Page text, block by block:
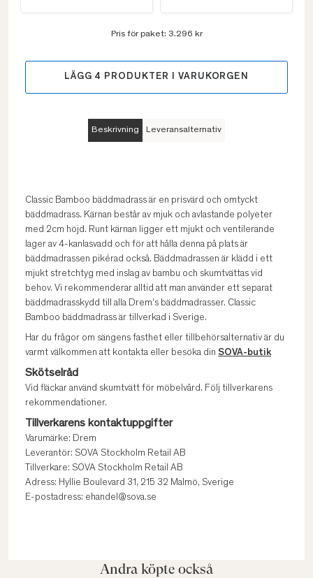
Pris för paket: 3.296 kr
LÄGG 4 PRODUKTER I VARUKORGEN
Beskrivning Leveransalternativ
Classic Bamboo bäddmadrass är en prisvärd och omtyckt
bäddmadrass. Kärnan består av mjuk och avlastande polyeter
med 2cm höjd. Runt kärnan ligger ett mjukt och ventilerande
lager av 4-kanlasvadd och för att hålla denna på plats är
bäddmadrassen pikérad också. Bäddmadrassen är klädd i ett
mjukt stretchtyg med inslag av bambu och skumtvättas vid
behov. Vi rekommenderar alltid att man använder ett separat
bäddmadrasskydd till alla Drem's bäddmadrasser. Classic
Bamboo bäddmadrass är tillverkad i Sverige.
Har du frågor om sängens fasthet eller tillbehörsalternativ är du
varmt välkommen att kontakta eller besöka din SOVA-butik
Skötselråd
Vid fläckar använd skumtvätt för möbelvård. Följ tillverkarens
rekommendationer.
Tillverkarens kontaktuppgifter
Varumärke: Drem
Leverantör: SOVA Stockholm Retail AB
Tillverkare: SOVA Stockholm Retail AB
Adress: Hyllie Boulevard 31, 215 32 Malmö, Sverige
E-postadress: ehandel@sova.se
Andra köpte också